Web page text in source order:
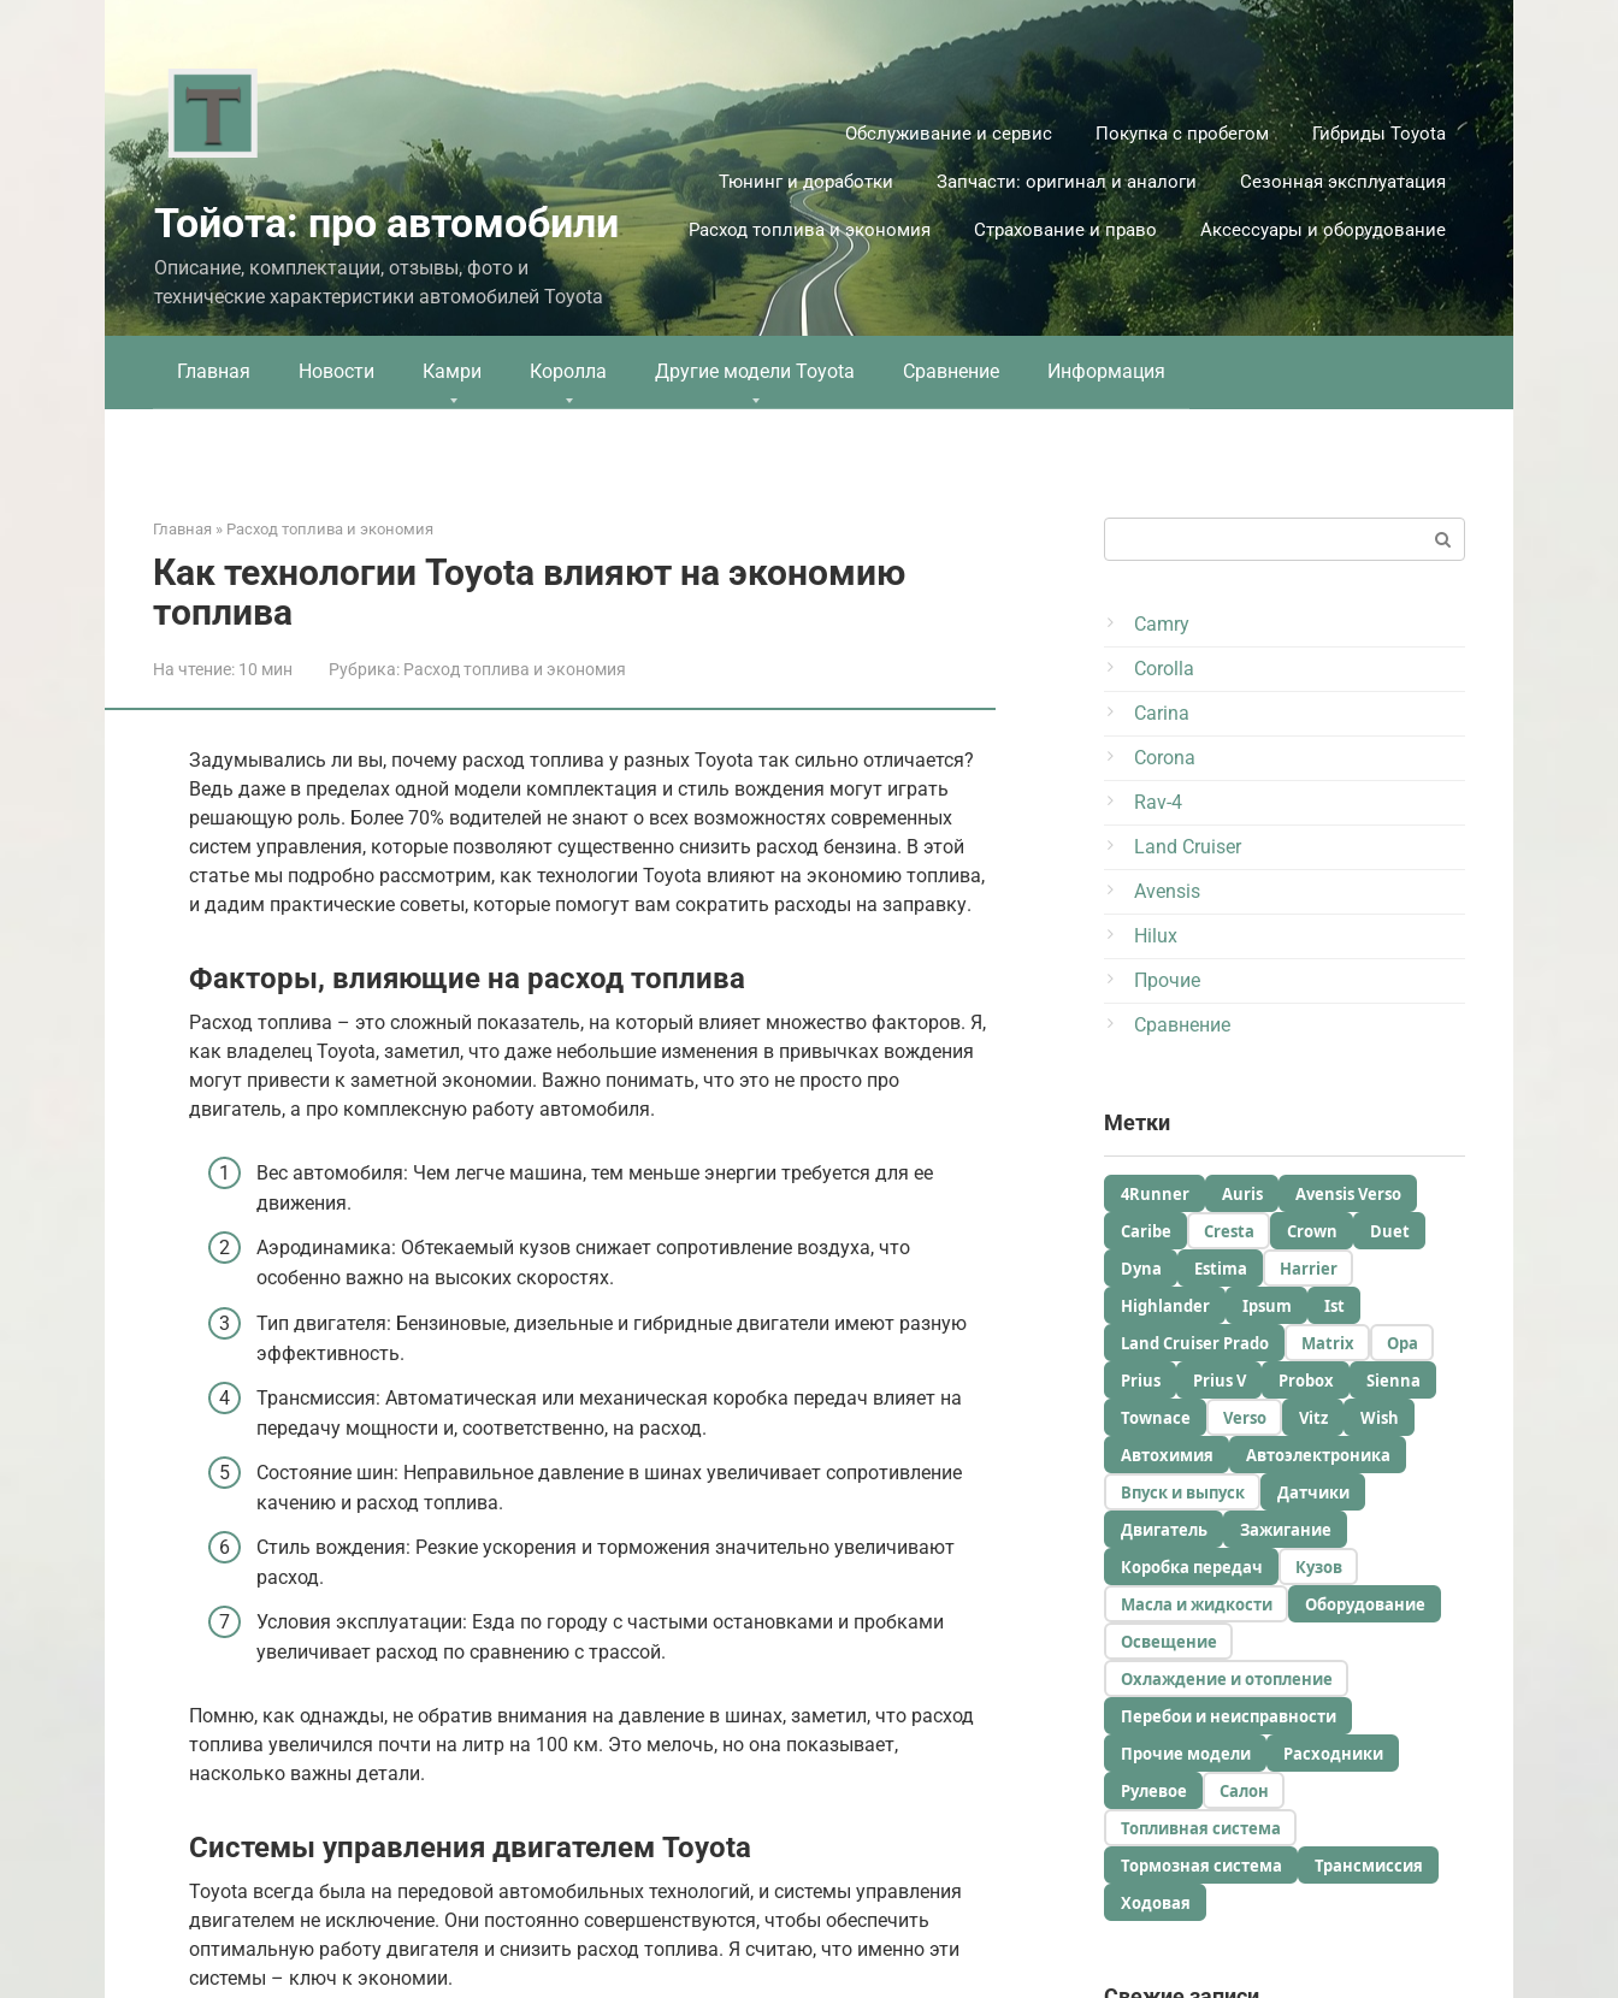
Тойота: про автомобили
Описание, комплектации, отзывы, фото и
технические характеристики автомобилей Toyota
Обслуживание и сервис Покупка с пробегом Гибриды Toyota
Тюнинг и доработки Запчасти: оригинал и аналоги Сезонная эксплуатация
Расход топлива и экономия Страхование и право Аксессуары и оборудование
Главная Новости Камри Королла Другие модели Toyota Сравнение Информация
Главная » Расход топлива и экономия
Как технологии Toyota влияют на экономию
топлива
На чтение: 10 мин Рубрика: Расход топлива и экономия
Задумывались ли вы, почему расход топлива у разных Toyota так сильно отличается?
Ведь даже в пределах одной модели комплектация и стиль вождения могут играть
решающую роль. Более 70% водителей не знают о всех возможностях современных
систем управления, которые позволяют существенно снизить расход бензина. В этой
статье мы подробно рассмотрим, как технологии Toyota влияют на экономию топлива,
и дадим практические советы, которые помогут вам сократить расходы на заправку.
Факторы, влияющие на расход топлива
Расход топлива – это сложный показатель, на который влияет множество факторов. Я,
как владелец Toyota, заметил, что даже небольшие изменения в привычках вождения
могут привести к заметной экономии. Важно понимать, что это не просто про
двигатель, а про комплексную работу автомобиля.
Вес автомобиля: Чем легче машина, тем меньше энергии требуется для ее
движения.
Аэродинамика: Обтекаемый кузов снижает сопротивление воздуха, что
особенно важно на высоких скоростях.
Тип двигателя: Бензиновые, дизельные и гибридные двигатели имеют разную
эффективность.
Трансмиссия: Автоматическая или механическая коробка передач влияет на
передачу мощности и, соответственно, на расход.
Состояние шин: Неправильное давление в шинах увеличивает сопротивление
качению и расход топлива.
Стиль вождения: Резкие ускорения и торможения значительно увеличивают
расход.
Условия эксплуатации: Езда по городу с частыми остановками и пробками
увеличивает расход по сравнению с трассой.
Помню, как однажды, не обратив внимания на давление в шинах, заметил, что расход
топлива увеличился почти на литр на 100 км. Это мелочь, но она показывает,
насколько важны детали.
Системы управления двигателем Toyota
Toyota всегда была на передовой автомобильных технологий, и системы управления
двигателем не исключение. Они постоянно совершенствуются, чтобы обеспечить
оптимальную работу двигателя и снизить расход топлива. Я считаю, что именно эти
системы – ключ к экономии.
Camry
Corolla
Carina
Corona
Rav-4
Land Cruiser
Avensis
Hilux
Прочие
Сравнение
Метки
4Runner Auris
Avensis Verso
Caribe
Cresta Crown
Duet
Dyna
Estima
Harrier
Highlander
Ipsum
Ist
Land Cruiser Prado
Matrix
Opa
Prius
Prius V Probox
Sienna
Townace
Verso Vitz
Wish
Автохимия
Автоэлектроника
Впуск и выпуск
Датчики
Двигатель
Зажигание
Коробка передач
Кузов
Масла и жидкости
Оборудование
Освещение
Охлаждение и отопление
Перебои и неисправности
Прочие модели
Расходники
Рулевое
Салон
Топливная система
Тормозная система
Трансмиссия
Ходовая